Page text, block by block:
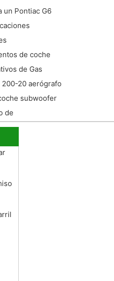
un Pontiac G6
de coche
de Gas
20 aerógrafo
subwoofer
de